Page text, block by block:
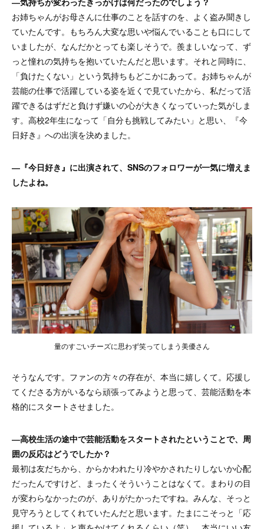
お姉ちゃんがお母さんに仕事のことを話すのを、よく盗み聞きし
ていたんです。もちろん大変な思いや悩んでいることも口にして
いましたが、なんだかとっても楽しそうで。羨ましいなって、ず
っと憧れの気持ちを抱いていたんだと思います。それと同時に、
「負けたくない」という気持ちもどこかにあって。お姉ちゃんが
芸能の仕事で活躍している姿を近くで見ていたから、私だって活
躍できるはずだと負けず嫌いの心が大きくなっていった気がしま
す。高校2年生になって「自分も挑戦してみたい」と思い、『今
日好き』への出演を決めました。
―『今日好き』に出演されて、SNSのフォロワーが一気に増えま
したよね。
量のすごいチーズに思わず笑ってしまう美優さん
そうなんです。ファンの方々の存在が、本当に嬉しくて。応援し
てくださる方がいるなら頑張ってみようと思って、芸能活動を本
格的にスタートさせました。
―高校生活の途中で芸能活動をスタートされたということで、周
囲の反応はどうでしたか？
最初は友だちから、からかわれたり冷やかされたりしないか心配
だったんですけど、まったくそういうことはなくて。まわりの目
が変わらなかったのが、ありがたかったですね。みんな、そっと
見守ろうとしてくれていたんだと思います。たまにこそっと「応